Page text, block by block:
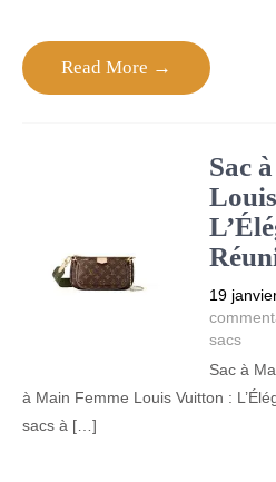
Read More →
Sac
19
sacs
Sac à
à Main Femme Louis Vuitton :
sacs à […]